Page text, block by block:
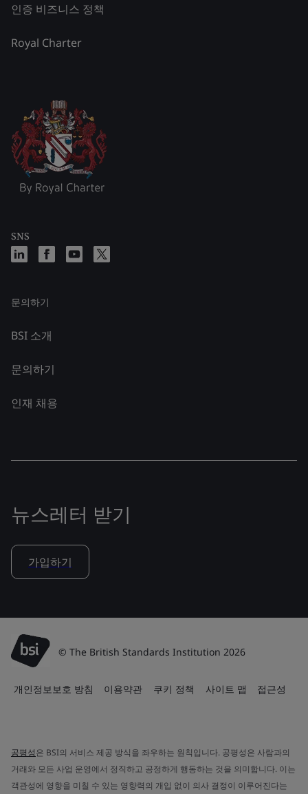
인증 비즈니스 정책
Royal Charter
SNS
문의하기
BSI 소개
문의하기
인재 채용
뉴스레터 받기
가입하기
© The British Standards Institution 2026
개인정보보호 방침 이용약관 쿠키 정책 사이트 맵 접근성
공평성은 BSI의 서비스 제공 방식을 좌우하는 원칙입니다. 공평성은 사람과의
거래와 모든 사업 운영에서 정직하고 공정하게 행동하는 것을 의미합니다. 이는
객관성에 영향을 미칠 수 있는 영향력의 개입 없이 의사 결정이 이루어진다는